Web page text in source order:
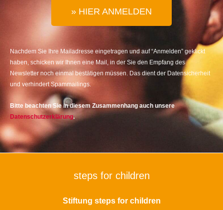
» HIER ANMELDEN
Nachdem Sie Ihre Mailadresse eingetragen und auf “Anmelden” geklickt
haben, schicken wir Ihnen eine Mail, in der Sie den Empfang des
Newsletter noch einmal bestätigen müssen. Das dient der Datensicherheit
und verhindert Spammailings.
Bitte beachten Sie in diesem Zusammenhang auch unsere
Datenschutzerklärung.
steps for children
Stiftung steps for children